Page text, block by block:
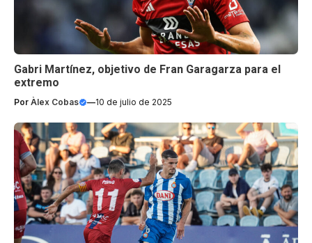
Gabri Martínez, objetivo de Fran Garagarza para el
extremo
Por Àlex Cobas —10 de julio de 2025